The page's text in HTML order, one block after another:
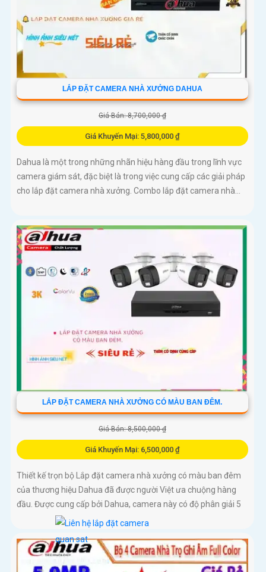
LẮP ĐẶT CAMERA NHÀ XƯỞNG DAHUA
Giá Bán: 8,700,000 ₫
Giá Khuyến Mại: 5,800,000 ₫
Dahua là một trong những nhãn hiệu hàng đầu trong lĩnh vực
camera giám sát, đặc biệt là trong việc cung cấp các giải pháp
cho lắp đặt camera nhà xưởng. Combo lắp đặt camera nhà...
LẮP ĐẶT CAMERA NHÀ XƯỞNG CÓ MÀU BAN ĐÊM.
Giá Bán: 8,500,000 ₫
Giá Khuyến Mại: 6,500,000 ₫
Thiết kế trọn bộ Lắp đặt camera nhà xưởng có màu ban đêm
của thương hiệu Dahua đã được người Việt ưa chuộng hàng
đầu. Được cung cấp bởi Dahua, camera này có độ phân giải 5